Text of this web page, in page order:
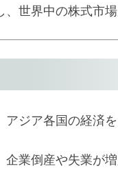
世界中の株式市場
ジア各国の経済を
業倒産や失業が増